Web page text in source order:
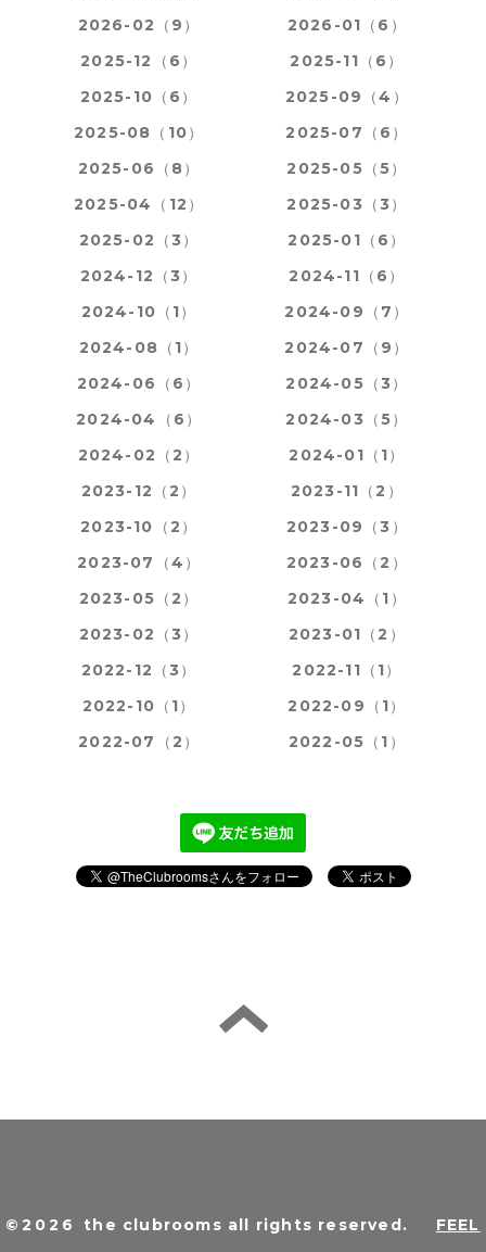
2026-02（9）
2026-01（6）
2025-12（6）
2025-11（6）
2025-10（6）
2025-09（4）
2025-08（10）
2025-07（6）
2025-06（8）
2025-05（5）
2025-04（12）
2025-03（3）
2025-02（3）
2025-01（6）
2024-12（3）
2024-11（6）
2024-10（1）
2024-09（7）
2024-08（1）
2024-07（9）
2024-06（6）
2024-05（3）
2024-04（6）
2024-03（5）
2024-02（2）
2024-01（1）
2023-12（2）
2023-11（2）
2023-10（2）
2023-09（3）
2023-07（4）
2023-06（2）
2023-05（2）
2023-04（1）
2023-02（3）
2023-01（2）
2022-12（3）
2022-11（1）
2022-10（1）
2022-09（1）
2022-07（2）
2022-05（1）
©2026 the clubrooms all rights reserved. FEEL